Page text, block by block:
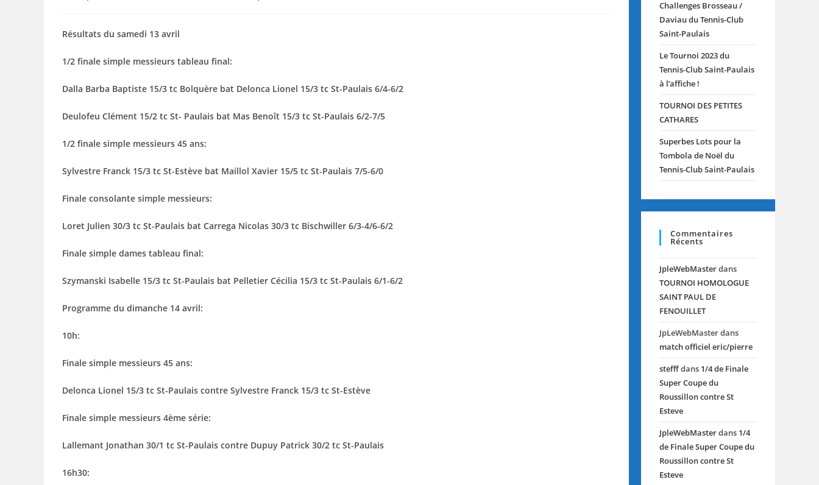
publication :
Résultats du samedi 13 avril
1/2 finale simple messieurs tableau final:
Dalla Barba Baptiste 15/3 tc Bolquère bat Delonca Lionel 15/3 tc St-Paulais 6/4-6/2
Deulofeu Clément 15/2 tc St- Paulais bat Mas Benoît 15/3 tc St-Paulais 6/2-7/5
1/2 finale simple messieurs 45 ans:
Sylvestre Franck 15/3 tc St-Estève bat Maillol Xavier 15/5 tc St-Paulais 7/5-6/0
Finale consolante simple messieurs:
Loret Julien 30/3 tc St-Paulais bat Carrega Nicolas 30/3 tc Bischwiller 6/3-4/6-6/2
Finale simple dames tableau final:
Szymanski Isabelle 15/3 tc St-Paulais bat Pelletier Cécilia 15/3 tc St-Paulais 6/1-6/2
Programme du dimanche 14 avril:
10h:
Finale simple messieurs 45 ans:
Delonca Lionel 15/3 tc St-Paulais contre Sylvestre Franck 15/3 tc St-Estève
Finale simple messieurs 4ème série:
Lallemant Jonathan 30/1 tc St-Paulais contre Dupuy Patrick 30/2 tc St-Paulais
16h30:
Challenges Brosseau /
Daviau du Tennis-Club
Saint-Paulais
Le Tournoi 2023 du
Tennis-Club Saint-Paulais
à l’affiche !
TOURNOI DES PETITES
CATHARES
Superbes Lots pour la
Tombola de Noël du
Tennis-Club Saint-Paulais
Commentaires
Récents
JpleWebMasterdans
TOURNOI HOMOLOGUE
SAINT PAUL DE
FENOUILLET
JpLeWebMasterdans
match officiel eric/pierre
stefffdans 1/4 de Finale
Super Coupe du
Roussillon contre St
Esteve
JpleWebMasterdans 1/4
de Finale Super Coupe du
Roussillon contre St
Esteve